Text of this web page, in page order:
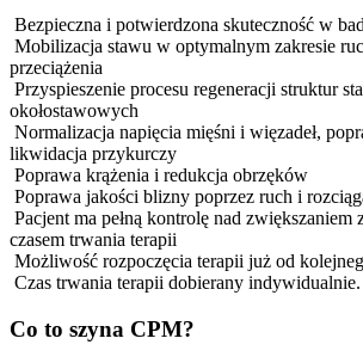
Bezpieczna i potwierdzona skuteczność w
Mobilizacja stawu w optymalnym zakresie
przeciążenia
Przyspieszenie procesu regeneracji struktur
okołostawowych
Normalizacja napięcia mięśni i więzadeł,
likwidacja przykurczy
Poprawa krążenia i redukcja obrzęków
Poprawa jakości blizny poprzez ruch i
Pacjent ma pełną kontrolę nad zwiększaniem
czasem trwania terapii
Możliwość rozpoczęcia terapii już od
Czas trwania terapii dobierany indywidualnie.
Co to szyna CPM?